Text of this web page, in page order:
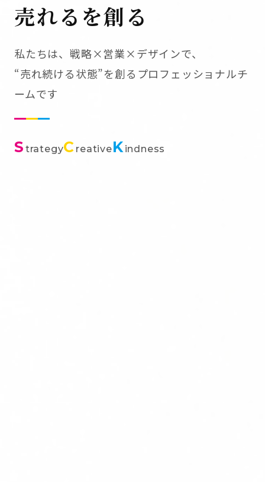
売れるを創る
私たちは、戦略×営業×デザインで、
“売れ続ける状態”を創るプロフェッショナルチ
ームです
S trategyC reativeKindness